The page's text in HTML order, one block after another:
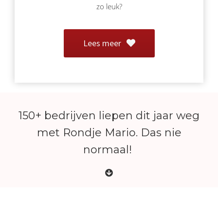
zo leuk?
Lees meer
150+ bedrijven liepen dit jaar weg
met Rondje Mario. Das nie
normaal!